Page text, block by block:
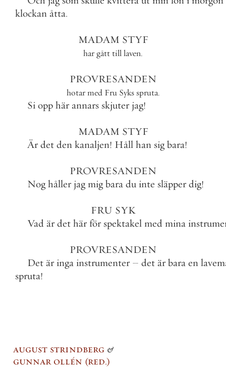
klockan åtta.
MADAM STYF
har gåtttilllaven.
PROVRESANDEN
hotar med Fru Syks spruta.
Si opp här annars skjuter jag!
MADAM STYF
Är det den kanaljen! Håll han sig bara!
PROVRESANDEN
Nog håller jag mig bara du inte släpper dig!
FRU SYK
Vad är det här för spektakel med mina
PROVRESANDEN
Det är inga instrumenter – det är bara en
spruta!
august strindberg &
gunnar ollén red.